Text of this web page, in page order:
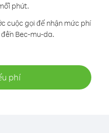
phút.
cuộc gọi để nhận mức phí
Bec-mu-da.
phí